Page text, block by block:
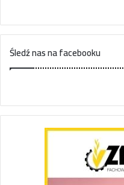
Śledź nas na facebooku